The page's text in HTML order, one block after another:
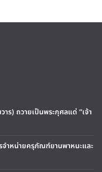
) ถวายเป็นพระกุศลแด่ “เจ้า
จำหน่ายครุภัณฑ์ยานพาหนะและ